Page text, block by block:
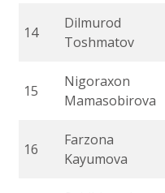
14
Dilmurod
Toshmatov
15
Nigoraxon
Mamasobirova
16
Farzona
Kayumova